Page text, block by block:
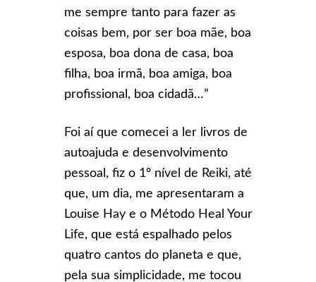
me sempre tanto para fazer as
coisas bem, por ser boa mãe, boa
esposa, boa dona de casa, boa
filha, boa irmã, boa amiga, boa
profissional, boa cidadã…”
Foi aí que comecei a ler livros de
autoajuda e desenvolvimento
pessoal, fiz o 1º nível de Reiki, até
que, um dia, me apresentaram a
Louise Hay e o Método Heal Your
Life, que está espalhado pelos
quatro cantos do planeta e que,
pela sua simplicidade, me tocou